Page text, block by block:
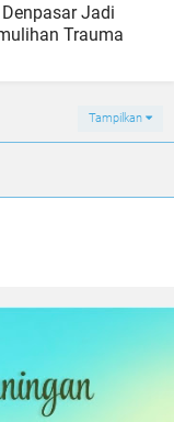
Jadi
Trauma
Tampilkan